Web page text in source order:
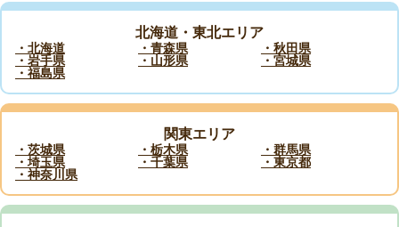
北海道・東北エリア
・北海道 ・青森県
・秋田県
・岩手県
・山形県
・宮城県
・福島県
関東エリア
・茨城県 ・栃木県
・群馬県
・埼玉県
・千葉県
・東京都
・神奈川県